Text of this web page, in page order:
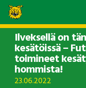
Ilveksellä on
kesätöissä –
toimineet
hommista!
23.06.2022